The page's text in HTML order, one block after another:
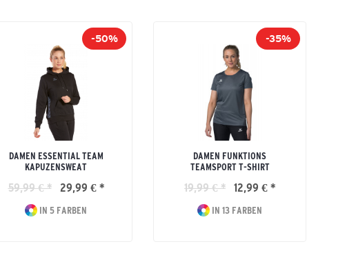
-50%
DAMEN ESSENTIAL TEAM
KAPUZENSWEAT
59,99 € * 29,99 € *
IN 5 FARBEN
-35%
DAMEN FUNKTIONS
TEAMSPORT T-SHIRT
19,99 € * 12,99 € *
IN 13 FARBEN